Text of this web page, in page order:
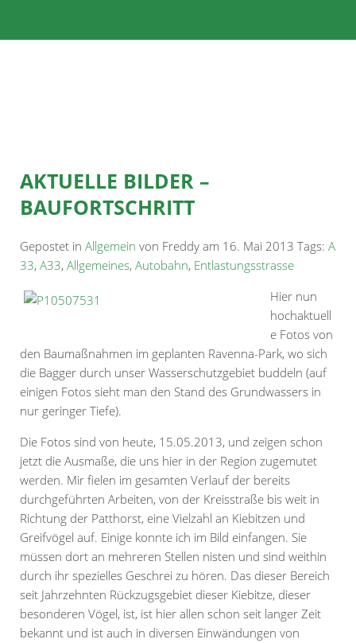
AKTUELLE BILDER –
BAUFORTSCHRITT
Gepostet in Allgemein von Freddy am 16. Mai 2013 Tags: A
33, A33, Allgemeines, Autobahn, Entlastungsstrasse
Hier nun
hochaktuell
e Fotos von
den Baumaßnahmen im geplanten Ravenna-Park, wo sich
die Bagger durch unser Wasserschutzgebiet buddeln (auf
einigen Fotos sieht man den Stand des Grundwassers in
nur geringer Tiefe).
Die Fotos sind von heute, 15.05.2013, und zeigen schon
jetzt die Ausmaße, die uns hier in der Region zugemutet
werden. Mir fielen im gesamten Verlauf der bereits
durchgeführten Arbeiten, von der Kreisstraße bis weit in
Richtung der Patthorst, eine Vielzahl an Kiebitzen und
Greifvögel auf. Einige konnte ich im Bild einfangen. Sie
müssen dort an mehreren Stellen nisten und sind weithin
durch ihr spezielles Geschrei zu hören. Das dieser Bereich
seit Jahrzehnten Rückzugsgebiet dieser Kiebitze, dieser
besonderen Vögel, ist, ist hier allen schon seit langer Zeit
bekannt und ist auch in diversen Einwändungen von